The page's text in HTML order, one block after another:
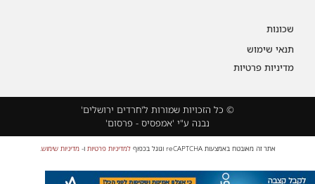
שכונות
תנאי שימוש
מדיניות פרטיות
© כל הזכויות שמורות ל'חרדים ירושלים'
נבנה ע"י 'אמפסיס - פרסום'
אתר זה מאובטח באמצעות reCAPTCHA וגוגל בכפוף למדיניות פרטיות ו-מדיניות שימוש.